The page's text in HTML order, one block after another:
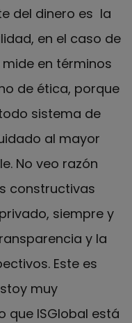
del dinero es la
en el caso de
en términos
de ética, porque
sistema de
al mayor
No veo razón
constructivas
siempre y
y la
Este es
muy
que ISGlobal está